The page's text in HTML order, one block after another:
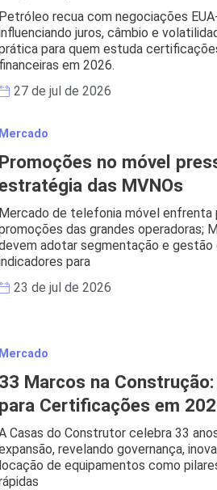
Petróleo recua com negociações
juros, câmbio e
para quem estuda
financeiras em 2026.
27 de jul de 2026
Mercado
Promoções no móvel
das MVNOs
Mercado de telefonia móvel enfrenta
das grandes operadoras;
adotar segmentação e gestão
para
23 de jul de 2026
Mercado
33 Marcos na
para Certificações em
Casas do Construtor celebra 33
revelando governança,
locação de equipamentos como